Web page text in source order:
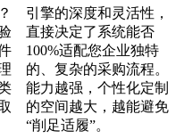
引擎的深度和灵活性，
直接决定了系统能否
100%适配您企业独特
的、复杂的采购流程。
能力越强，个性化定制
的空间越大，越能避免
“削足适履”。